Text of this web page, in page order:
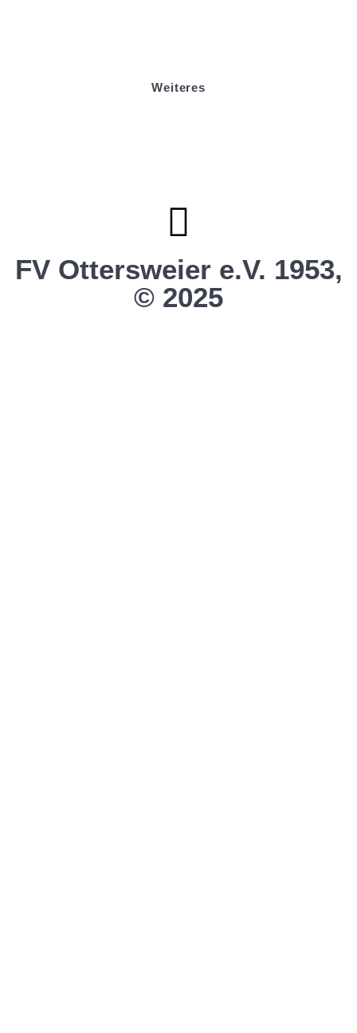
Weiteres
FV Ottersweier e.V. 1953,
© 2025